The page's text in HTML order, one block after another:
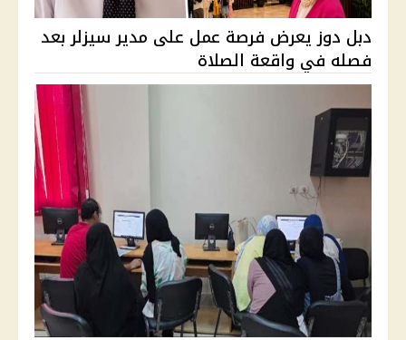
دبل دوز يعرض فرصة عمل على مدير سيزلر بعد
فصله في واقعة الصلاة